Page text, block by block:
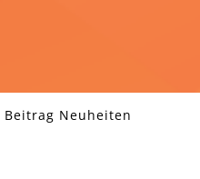
Beitrag Neuheiten